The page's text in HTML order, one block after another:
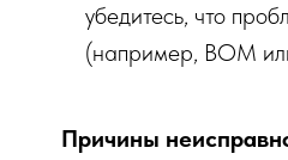
убедитесь, что
(например, ВОМ
Причины